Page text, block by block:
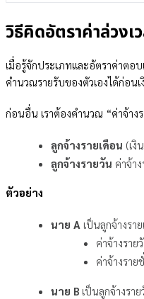
วิธีคิดอัตราค่าล่วงเ
เมื่อรู้จักประเภทและอัตราค่าตอ
คำนวณรายรับของตัวเองได้ก่อน
ก่อนอื่น เราต้องคำนวณ “ค่าจ้าง
ลูกจ้างรายเดือน (เงิ
ลูกจ้างรายวัน ค่าจ้า
ตัวอย่าง
นาย A เป็นลูกจ้างรา
ค่าจ้างรา
ค่าจ้างรา
นาย B เป็นลูกจ้างรา